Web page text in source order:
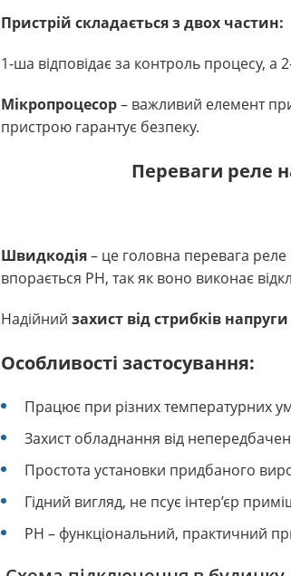
Пристрій складається з двох частин:
1-ша відповідає за контроль процесу, а
Мікропроцесор– важливий елемент
пристрою гарантує безпеку.
Переваги реле
Швидкодія– це головна перевага
впорається РН, так як воно виконає
Надійний захист від стрибків напруги
Особливості застосування:
Працює при різних температурних
Захист обладнання від
Простота установки придбаного
Гідний вигляд, не псує інтер’єр
РН – функціональний, практичний